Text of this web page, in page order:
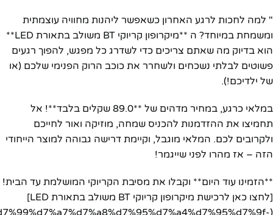
" למה לחכות לרגע האחרון כשאפשר ליהנות מחוויה עוצמתית
ומשמחת במיוחד? ה **מיקרופון קריוקי BT משולב בתאורת LED**
הוא בדיוק מה שאתם צריכים כדי לשדרג כל מפגש, להפוך רגעים
פשוטים לבלתי נשכחים ולשחרר את כוכב הרוק הפנימי שלכם (או
של ילדיכם!).
במלאי כרגע, במחיר מדהים של **89.0 שקלים בלבד**! אל
תחמיצו את ההזדמנות להכניס שמחה, מוזיקה ואור לחייכם
ולקרובים לכם. המלאי מוגבל, וקיימת דרישה גבוהה למוצר הייחודי
הזה – אז מהרו לפני שייגמר!
**הזמינו עוד היום** וקבלו את מסיבת הקריוקי המושלמת עד הבית!
[לחצו כאן לרכישת מיקרופון קריוקי BT משולב בתאורת LED]